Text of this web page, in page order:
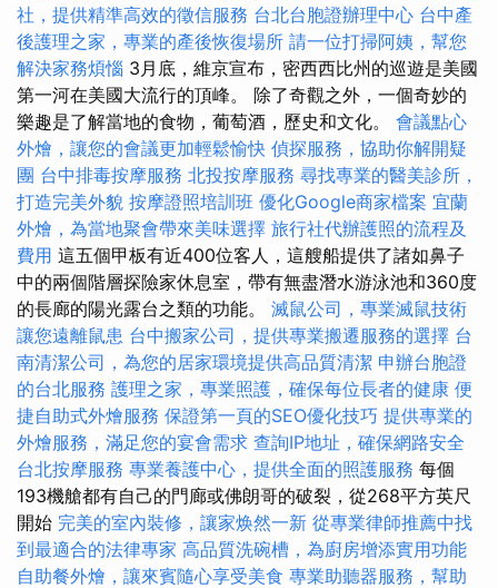
社，提供精準高效的徵信服務 台北台胞證辦理中心 台中產
後護理之家，專業的產後恢復場所 請一位打掃阿姨，幫您
解決家務煩惱 3月底，維京宣布，密西西比州的巡遊是美國
第一河在美國大流行的頂峰。 除了奇觀之外，一個奇妙的
樂趣是了解當地的食物，葡萄酒，歷史和文化。 會議點心
外燴，讓您的會議更加輕鬆愉快 偵探服務，協助你解開疑
團 台中排毒按摩服務 北投按摩服務 尋找專業的醫美診所，
打造完美外貌 按摩證照培訓班 優化Google商家檔案 宜蘭
外燴，為當地聚會帶來美味選擇 旅行社代辦護照的流程及
費用 這五個甲板有近400位客人，這艘船提供了諸如鼻子
中的兩個階層探險家休息室，帶有無盡潛水游泳池和360度
的長廊的陽光露台之類的功能。 滅鼠公司，專業滅鼠技術
讓您遠離鼠患 台中搬家公司，提供專業搬遷服務的選擇 台
南清潔公司，為您的居家環境提供高品質清潔 申辦台胞證
的台北服務 護理之家，專業照護，確保每位長者的健康 便
捷自助式外燴服務 保證第一頁的SEO優化技巧 提供專業的
外燴服務，滿足您的宴會需求 查詢IP地址，確保網路安全
台北按摩服務 專業養護中心，提供全面的照護服務 每個
193機艙都有自己的門廊或佛朗哥的破裂，從268平方英尺
開始 完美的室內裝修，讓家焕然一新 從專業律師推薦中找
到最適合的法律專家 高品質洗碗槽，為廚房增添實用功能
自助餐外燴，讓來賓隨心享受美食 專業助聽器服務，幫助